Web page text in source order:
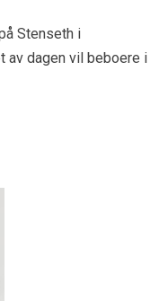
Stenseth i
av dagen vil beboere i